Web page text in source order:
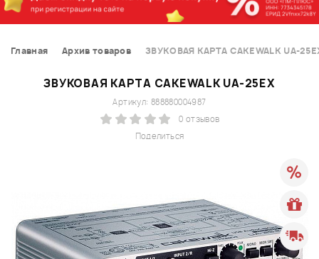
Главная Архив товаров ЗВУКОВАЯ КАРТА CAKEWALK UA-
ЗВУКОВАЯ КАРТА CAKEWALK UA-25EX
Поделиться
Артикул: 888880004987
0 отзывов